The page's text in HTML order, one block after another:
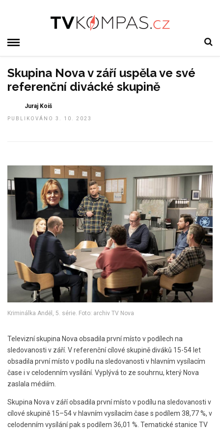
Skupina Nova v září uspěla ve své
referenční divácké skupině
Juraj Koiš
PUBLIKOVÁNO 3. 10. 2023
Kriminálka Anděl, 5. série. Foto: archiv TV Nova
Televizní skupina Nova obsadila první místo v podílech na
sledovanosti v září. V referenční cílové skupině diváků 15-54 let
obsadila první místo v podílu na sledovanosti v hlavním vysílacím
čase i v celodenním vysílání. Vyplývá to ze souhrnu, který Nova
zaslala médiím.
Skupina Nova v září obsadila první místo v podílu na sledovanosti v
cílové skupině 15–54 v hlavním vysílacím čase s podílem 38,77 %, v
celodenním vysílání pak s podílem 36,01 %. Tematické stanice TV